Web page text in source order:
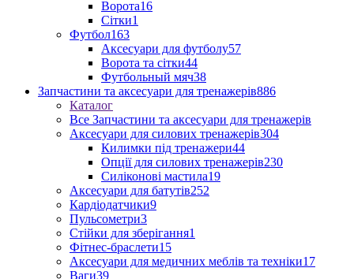
Ворота16
Сітки1
Футбол163
Аксесуари для футболу57
Ворота та сітки44
Футбольный мяч38
Запчастини та аксесуари для тренажерів886
Каталог
Все Запчастини та аксесуари для тренажерів
Аксесуари для силових тренажерів304
Килимки під тренажери44
Опції для силових тренажерів230
Силіконові мастила19
Аксесуари для батутів252
Кардіодатчики9
Пульсометри3
Стійки для зберігання1
Фітнес-браслети15
Аксесуари для медичних меблів та техніки17
Ваги39